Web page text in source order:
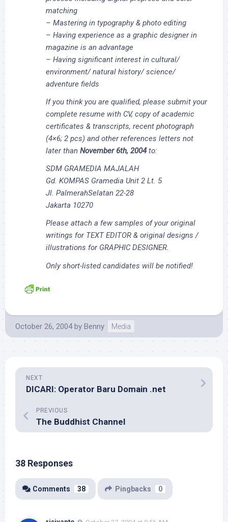
matching
– Mastering in typography & photo editing
– Having experience as a graphic designer in
magazine is an advantage
– Having significant interest in cultural/
environment/ natural history/ science/
adventure fields
If you think you are qualified, please submit your
complete resume with CV, copy of academic
certificates & transcripts, recent photograph
(4×6; 2 pcs) and other references letters not
later than November 6th, 2004to:
SDM GRAMEDIA MAJALAH
Gd. KOMPAS Gramedia Unit 2 Lt. 5
Jl. PalmerahSelatan 22-28
Jakarta 10270
Please attach a few samples of your original
writings for TEXT EDITOR & original designs /
illustrations for GRAPHIC DESIGNER.
Only short-listed candidates will be notified!
October 26, 2004 by Benny Media
NEXT
DICARI: Operator Baru Domain .net
PREVIOUS
The Buddhist Channel
38 Responses
Comments 38 Pingbacks 0